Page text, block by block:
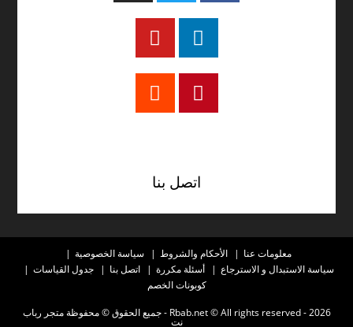
اتصل بنا
معلومات عنا الأحكام والشروط
سياسة الخصوصية
سياسة الاستبدال و الاسترجاع
أسئلة مكررة اتصل بنا
جدول القياسات
كوبونات الخصم
2026 - Rbab.net © All rights reserved - جميع الحقوق © محفوظة متجر رباب
نت